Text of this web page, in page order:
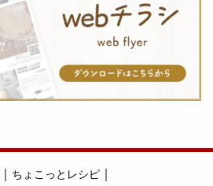
｜ ちょこっとレシピ ｜